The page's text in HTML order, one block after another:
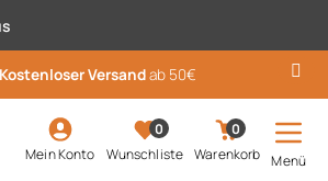
Kostenloser Versandab 50€
Mein Konto
0
Wunschliste
0
Warenkorb
Menü